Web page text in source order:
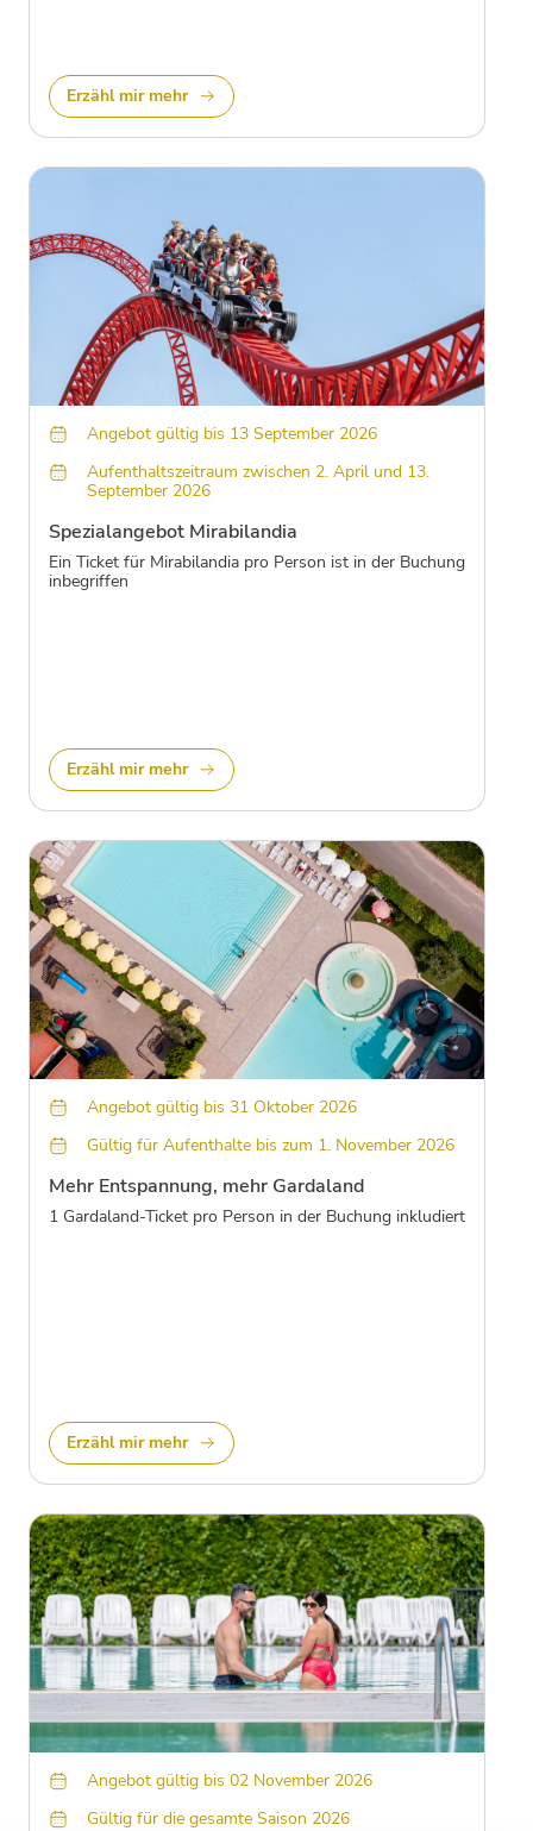
Erzähl mir mehr
Angebot gültig bis 13 September 2026
Aufenthaltszeitraum zwischen 2. April und 13.
September 2026
Spezialangebot Mirabilandia
Ein Ticket für Mirabilandia pro Person ist in der Buchung
inbegriffen
Erzähl mir mehr
Angebot gültig bis 31 Oktober 2026
Gültig für Aufenthalte bis zum 1. November 2026
Mehr Entspannung, mehr Gardaland
1 Gardaland-Ticket pro Person in der Buchung inkludiert
Erzähl mir mehr
Angebot gültig bis 02 November 2026
Gültig für die gesamte Saison 2026